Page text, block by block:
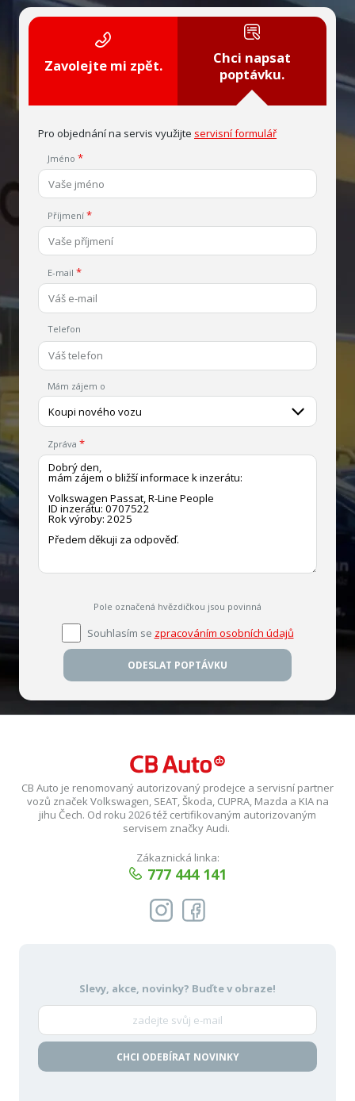
Zavolejte mi zpět.
Chci napsat
poptávku.
Pro objednání na servis využijte servisní formulář
Jméno
Příjmení
E-mail
Telefon
Mám zájem o
Koupi nového vozu
Zpráva
Pole označená hvězdičkou jsou povinná
Souhlasím se zpracováním osobních údajů
ODESLAT POPTÁVKU
CB Auto je renomovaný autorizovaný prodejce a servisní partner
vozů značek Volkswagen, SEAT, Škoda, CUPRA, Mazda a KIA na
jihu Čech. Od roku 2026 též certifikovaným autorizovaným
servisem značky Audi.
Zákaznická linka:
777 444 141
Slevy, akce, novinky? Buďte v obraze!
CHCI ODEBÍRAT NOVINKY